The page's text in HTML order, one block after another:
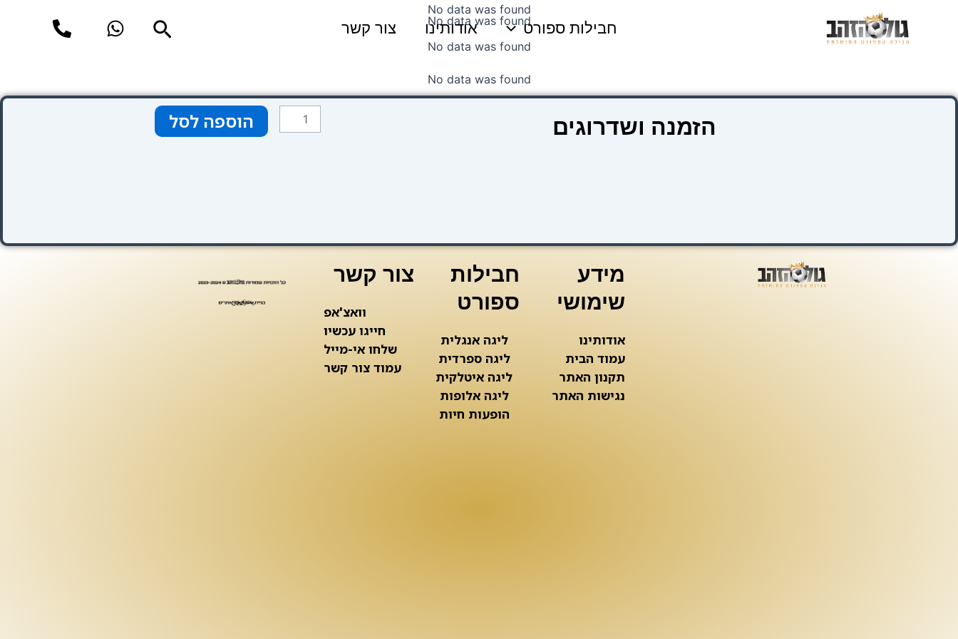
חבילות ספורט אודותינו צור קשר חיפוש
No data was found
No data was found
No data was found
No data was found
הזמנה ושדרוגים
כמות
של
הוספה לסל
מידע
שימושי
אודותינו
עמוד הבית
תקנון האתר
נגישות האתר
חבילות
ספורט
ליגה אנגלית
ליגה ספרדית
ליגה איטלקית
ליגה אלופות
הופעות חיות
צור קשר
וואצ'אפ
חייגו עכשיו
שלחו אי-מייל
עמוד צור קשר